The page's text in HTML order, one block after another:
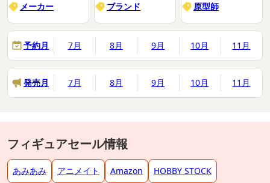
メーカー ブランド 原型師
予約月 7月 8月 9月 10月 11月
発売月 7月 8月 9月 10月 11月
フィギュアセール情報
あみあみ アニメイト Amazon HOBBY STOCK